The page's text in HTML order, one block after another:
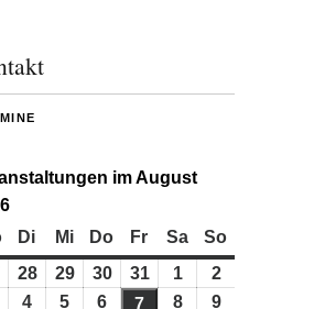
im August
Montag
Di Dienstag
MiMittwoch
Do Donnerstag
Fr Freitag
SaSamstag
So
27.
Juli
2828.
Juli
2929.
Juli
3030.
Juli
3131.
Juli
11.
August
22.
August
4 5 6 7 88.
99.